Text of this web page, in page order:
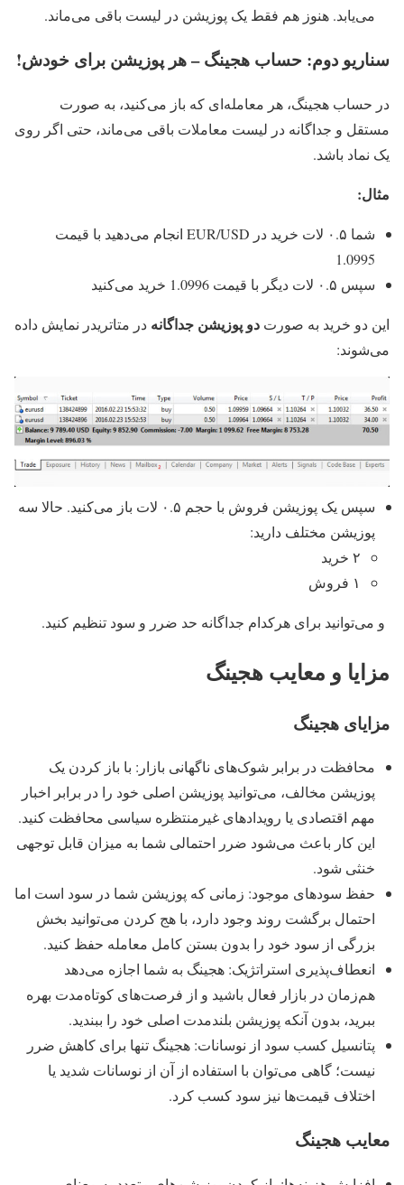
می‌یابد. هنوز هم فقط یک پوزیشن در لیست باقی می‌ماند.
سناریو دوم: حساب هجینگ – هر پوزیشن برای خودش!
در حساب هجینگ، هر معامله‌ای که باز می‌کنید، به صورت
مستقل و جداگانه در لیست معاملات باقی می‌ماند، حتی اگر روی
یک نماد باشد.
مثال:
شما ۰.۵ لات خرید در EUR/USD انجام می‌دهید با قیمت
1.0995
سپس ۰.۵ لات دیگر با قیمت 1.0996 خرید می‌کنید
این دو خرید به صورت دو پوزیشن جداگانه در متاتریدر نمایش داده
می‌شوند:
سپس یک پوزیشن فروش با حجم ۰.۵ لات باز می‌کنید. حالا سه
پوزیشن مختلف دارید:
۲ خرید
۱ فروش
و می‌توانید برای هرکدام جداگانه حد ضرر و سود تنظیم کنید.
مزایا و معایب هجینگ
مزایای هجینگ
محافظت در برابر شوک‌های ناگهانی بازار: با باز کردن یک
پوزیشن مخالف، می‌توانید پوزیشن اصلی خود را در برابر اخبار
مهم اقتصادی یا رویدادهای غیرمنتظره سیاسی محافظت کنید.
این کار باعث می‌شود ضرر احتمالی شما به میزان قابل توجهی
خنثی شود.
حفظ سودهای موجود: زمانی که پوزیشن شما در سود است اما
احتمال برگشت روند وجود دارد، با هج کردن می‌توانید بخش
بزرگی از سود خود را بدون بستن کامل معامله حفظ کنید.
انعطاف‌پذیری استراتژیک: هجینگ به شما اجازه می‌دهد
هم‌زمان در بازار فعال باشید و از فرصت‌های کوتاه‌مدت بهره
ببرید، بدون آنکه پوزیشن بلندمدت اصلی خود را ببندید.
پتانسیل کسب سود از نوسانات: هجینگ تنها برای کاهش ضرر
نیست؛ گاهی می‌توان با استفاده از آن از نوسانات شدید یا
اختلاف قیمت‌ها نیز سود کسب کرد.
معایب هجینگ